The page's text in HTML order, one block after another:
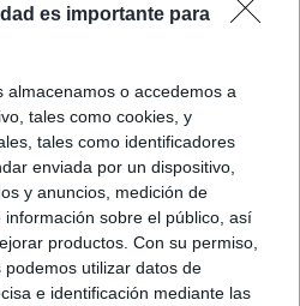
es importante para
almacenamos o accedemos a
tales como cookies, y
tales como identificadores
enviada por un dispositivo,
y anuncios, medición de
sobre el público, así
productos. Con su permiso,
utilizar datos de
e identificación mediante las